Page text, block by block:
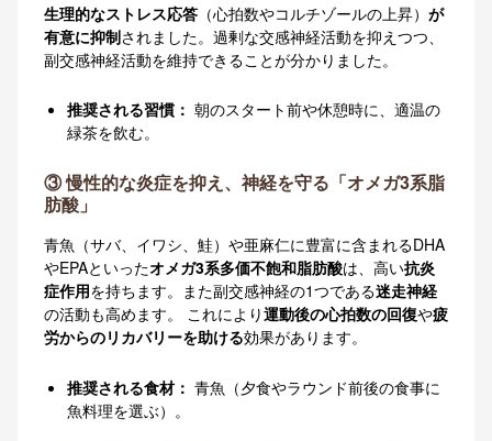
生理的なストレス応答 （心拍数やコルチゾールの上昇） が
有意に抑制されました。過剰な交感神経活動を抑えつつ、
副交感神経活動を維持できることが分かりました。
推奨される習慣： 朝のスタート前や休憩時に、適温の
緑茶を飲む。
③ 慢性的な炎症を抑え、神経を守る「オメガ3系脂
肪酸」
青魚（サバ、イワシ、鮭）や亜麻仁に豊富に含まれるDHA
やEPAといったオメガ3系多価不飽和脂肪酸は、高い抗炎
症作用を持ちます。また副交感神経の1つである迷走神経
の活動も高めます。 これにより運動後の心拍数の回復や疲
労からのリカバリーを助ける効果があります。
推奨される食材： 青魚（夕食やラウンド前後の食事に
魚料理を選ぶ） 。